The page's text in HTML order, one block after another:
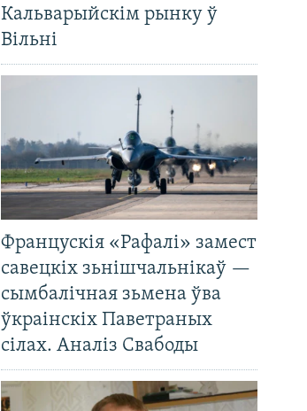
Кальварыйскім рынку ў
Вільні
Францускія «Рафалі» замест
савецкіх зьнішчальнікаў —
сымбалічная зьмена ўва
ўкраінскіх Паветраных
сілах. Аналіз Свабоды